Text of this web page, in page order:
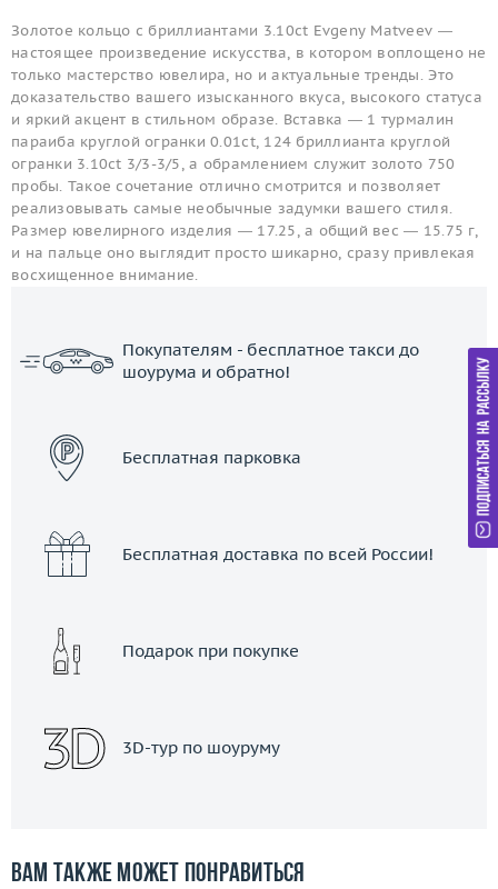
Золотое кольцо с бриллиантами 3.10ct Evgeny Matveev —
настоящее произведение искусства, в котором воплощено не
только мастерство ювелира, но и актуальные тренды. Это
доказательство вашего изысканного вкуса, высокого статуса
и яркий акцент в стильном образе. Вставка — 1 турмалин
параиба круглой огранки 0.01ct, 124 бриллианта круглой
огранки 3.10ct 3/3-3/5, а обрамлением служит золото 750
пробы. Такое сочетание отлично смотрится и позволяет
реализовывать самые необычные задумки вашего стиля.
Размер ювелирного изделия — 17.25, а общий вес — 15.75 г,
и на пальце оно выглядит просто шикарно, сразу привлекая
восхищенное внимание.
Покупателям - бесплатное такси до
шоурума и обратно!
Бесплатная парковка
Бесплатная доставка по всей России!
Подарок при покупке
3D-тур по шоуруму
Вам также может понравиться